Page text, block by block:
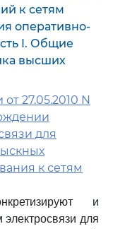
к сетям
оперативно-
I. Общие
высших
27.05.2010 N
для
к сетям
и
электросвязи для